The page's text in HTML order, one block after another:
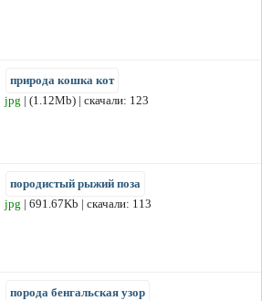
природа кошка кот
jpg | (1.12Mb) | скачали: 123
породистый рыжий поза
jpg | 691.67Kb | скачали: 113
порода бенгальская узор